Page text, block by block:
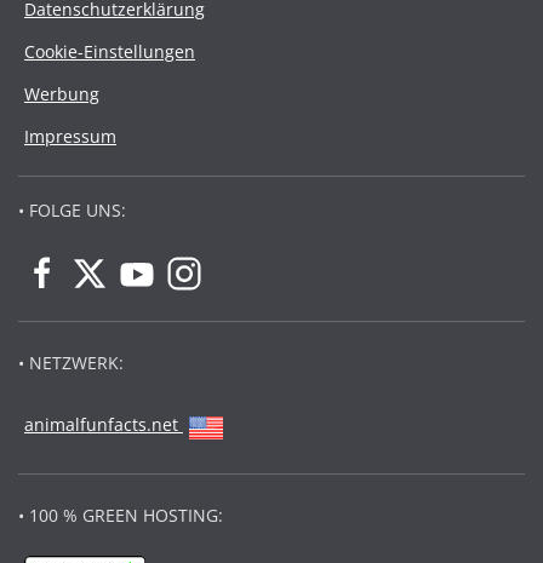
Datenschutzerklärung
Cookie-Einstellungen
Werbung
Impressum
• FOLGE UNS:
• NETZWERK:
animalfunfacts.net
• 100 % GREEN HOSTING: